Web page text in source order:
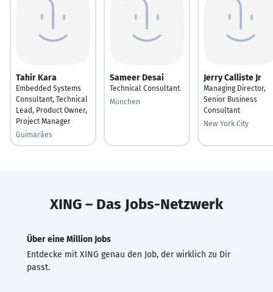
Tahir Kara
Embedded Systems
Consultant, Technical
Lead, Product Owner,
Project Manager
Guimarães
Sameer Desai
Technical Consultant
München
Jerry Calliste Jr
Managing Director,
Senior Business
Consultant
New York City
XING – Das Jobs-Netzwerk
Über eine Million Jobs
Entdecke mit XING genau den Job, der wirklich zu Dir
passt.